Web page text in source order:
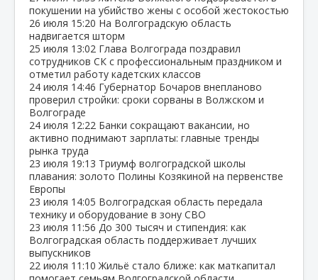
покушении на убийство жены с особой жестокостью
26 июля 15:20 На Волгоградскую область
надвигается шторм
25 июля 13:02 Глава Волгограда поздравил
сотрудников СК с профессиональным праздником и
отметил работу кадетских классов
24 июля 14:46 Губернатор Бочаров внепланово
проверил стройки: сроки сорваны в Волжском и
Волгограде
24 июля 12:22 Банки сокращают вакансии, но
активно поднимают зарплаты: главные тренды
рынка труда
23 июля 19:13 Триумф волгоградской школы
плавания: золото Полины Козякиной на первенстве
Европы
23 июля 14:05 Волгоградская область передала
технику и оборудование в зону СВО
23 июля 11:56 До 300 тысяч и стипендия: как
Волгоградская область поддерживает лучших
выпускников
22 июля 11:10 Жильё стало ближе: как маткапитал